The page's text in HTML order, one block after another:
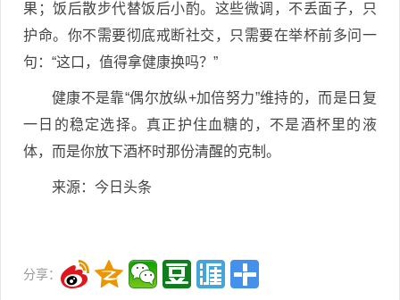
果；饭后散步代替饭后小酌。这些微调，不丢面子，只
护命。你不需要彻底戒断社交，只需要在举杯前多问一
句：“这口，值得拿健康换吗？”
健康不是靠“偶尔放纵+加倍努力”维持的，而是日复
一日的稳定选择。真正护住血糖的，不是酒杯里的液
体，而是你放下酒杯时那份清醒的克制。
来源：今日头条
分享：